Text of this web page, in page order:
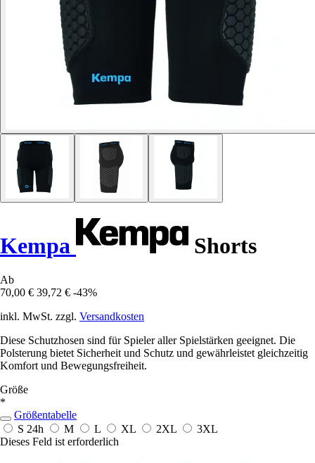
Kempa Shorts
Ab
70,00 € 39,72 € -43%
inkl. MwSt. zzgl. Versandkosten
Diese Schutzhosen sind für Spieler aller Spielstärken geeignet. Die
Polsterung bietet Sicherheit und Schutz und gewährleistet gleichzeitig
Komfort und Bewegungsfreiheit.
Größe
*
Größentabelle
S 24h M L XL 2XL
3XL
Dieses Feld ist erforderlich